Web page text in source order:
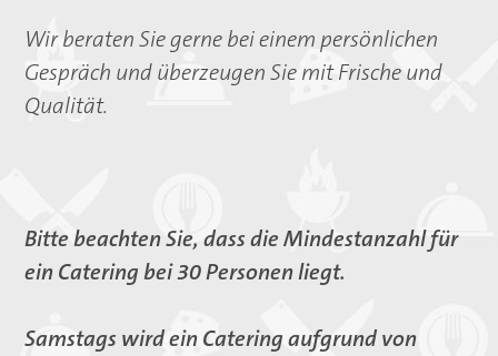
Wir beraten Sie gerne bei einem persönlichen
Gespräch und überzeugen Sie mit Frische und
Qualität.
Bitte beachten Sie, dass die Mindestanzahl für
ein Catering bei 30 Personen liegt.
Samstags wird ein Catering aufgrund von